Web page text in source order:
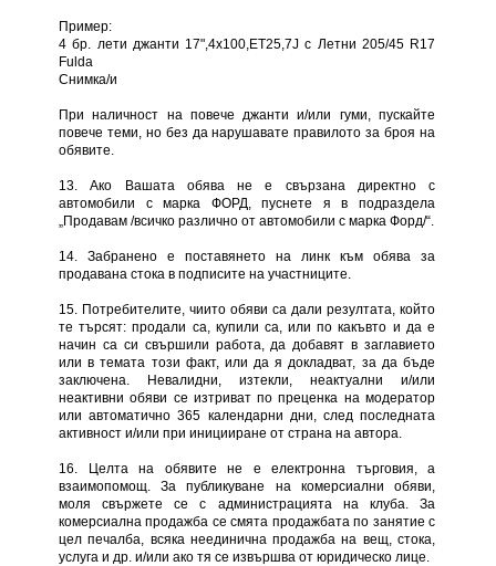
Пример:
4 бр. лети джанти 17",4х100,ЕТ25,7J с Летни 205/45 R17
Fulda
Снимка/и
При наличност на повече джанти и/или гуми, пускайте
повече теми, но без да нарушавате правилото за броя на
обявите.
13. Ако Вашата обява не е свързана директно с
автомобили с марка ФОРД, пуснете я в подраздела
„Продавам /всичко различно от автомобили с марка Форд/“.
14. Забранено е поставянето на линк към обява за
продавана стока в подписите на участниците.
15. Потребителите, чиито обяви са дали резултата, който
те търсят: продали са, купили са, или по какъвто и да е
начин са си свършили работа, да добавят в заглавието
или в темата този факт, или да я докладват, за да бъде
заключена. Невалидни, изтекли, неактуални и/или
неактивни обяви се изтриват по преценка на модератор
или автоматично 365 календарни дни, след последната
активност и/или при иницииране от страна на автора.
16. Целта на обявите не е електронна търговия, а
взаимопомощ. За публикуване на комерсиални обяви,
моля свържете се с администрацията на клуба. За
комерсиална продажба се смята продажбата по занятие с
цел печалба, всяка неединична продажба на вещ, стока,
услуга и др. и/или ако тя се извършва от юридическо лице.